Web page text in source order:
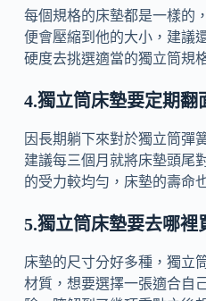
每個規格的床墊都是一樣的
便會壓縮到他的大小，建議
硬度去挑選適當的獨立筒規
4.獨立筒床墊要定期翻
因長期躺下來對於獨立筒彈
建議每三個月就將床墊頭尾
的受力較均勻，床墊的壽命
5.獨立筒床墊要去哪裡
床墊的尺寸分好多種，獨立
材質，想要選擇一張適合自